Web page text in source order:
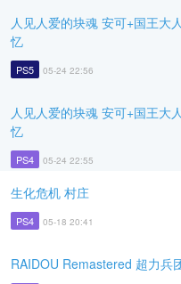
人见人爱的块魂 安可+国王大
忆
PS5 05-24 22:56
人见人爱的块魂 安可+国王大
忆
PS4 05-24 22:55
生化危机 村庄
PS4 05-18 20:41
RAIDOU Remastered 超力兵